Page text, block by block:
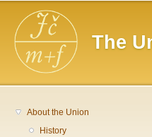
The
Main menu
About the Union
History